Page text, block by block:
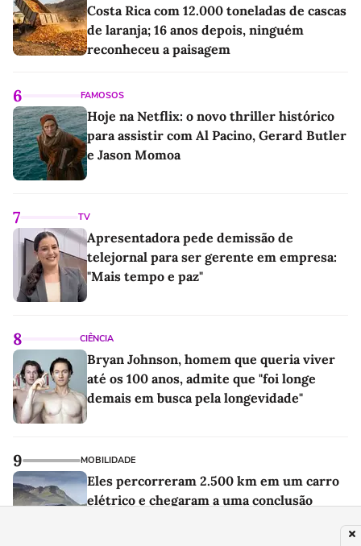
Costa Rica com 12.000 toneladas de cascas
de laranja; 16 anos depois, ninguém
reconheceu a paisagem
6 FAMOSOS
Hoje na Netflix: o novo thriller histórico
para assistir com Al Pacino, Gerard Butler
e Jason Momoa
7 TV
Apresentadora pede demissão de
telejornal para ser gerente em empresa:
"Mais tempo e paz"
8 CIÊNCIA
Bryan Johnson, homem que queria viver
até os 100 anos, admite que "foi longe
demais em busca pela longevidade"
9 MOBILIDADE
Eles percorreram 2.500 km em um carro
elétrico e chegaram a uma conclusão